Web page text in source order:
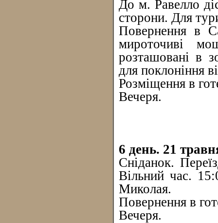
До м. Равелло
сторони. Для
Повернення в
мироточиві
розташовані в
для поклоніння
Розміщення в
Вечеря.
6 день. 21
Сніданок.
Вільний час.
Миколая.
Повернення в
Вечеря.